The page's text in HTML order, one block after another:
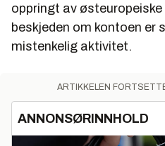
oppringt av østeuropeiske
beskjeden om kontoen er
mistenkelig aktivitet.
ARTIKKELEN
ANNONSØRINNHOLD